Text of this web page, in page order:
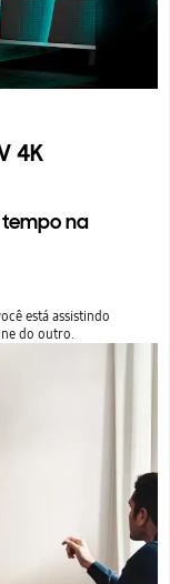
4K
tempo na
está assistindo
do outro.